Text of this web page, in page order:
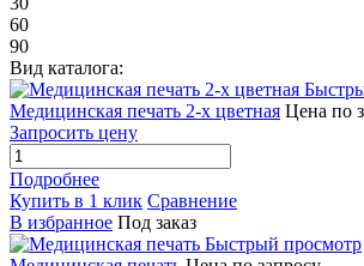
60
90
Вид каталога:
Медицинская печать 2-х цветная Цена по
Запросить цену
Подробнее
Купить в 1 клик Сравнение
В избранное Под заказ
Быстрый просмотр